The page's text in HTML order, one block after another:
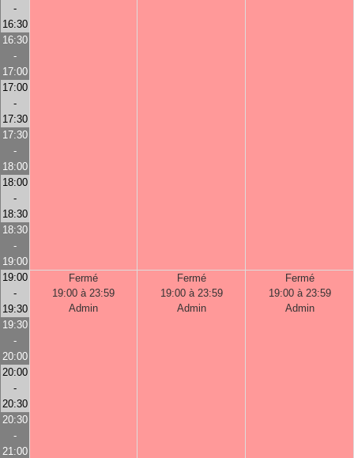
-
16:30
16:30
-
17:00
17:00
-
17:30
17:30
-
18:00
18:00
-
18:30
18:30
-
19:00
19:00
-
19:30
Fermé
19:00 à 23:59
Admin
Fermé
19:00 à 23:59
Admin
Fermé
19:00 à 23:59
Admin
19:30
-
20:00
20:00
-
20:30
20:30
-
21:00